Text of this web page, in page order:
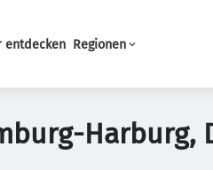
entdecken Regionen
Harburg,